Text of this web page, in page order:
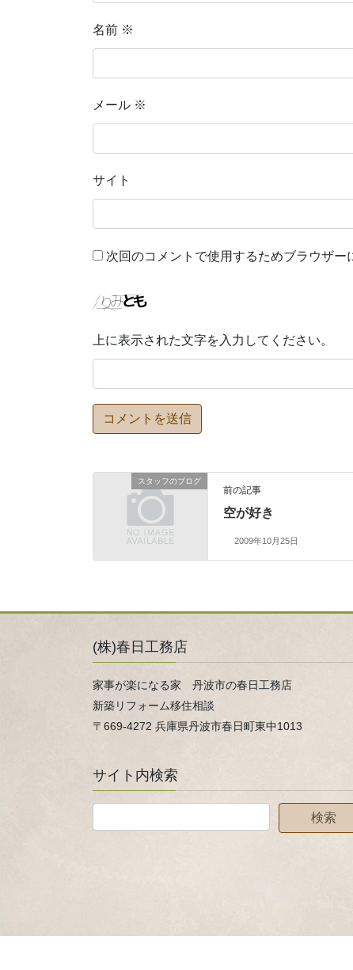
名前 ※
メール ※
サイト
次回のコメントで使用するためブラウザー
上に表示された文字を入力してください。
スタッフのブログ
前の記事
空が好き
2009年10月25日
(株)春日工務店
家事が楽になる家 丹波市の春日工務店
新築リフォーム移住相談
〒669-4272 兵庫県丹波市春日町東中1013
サイト内検索